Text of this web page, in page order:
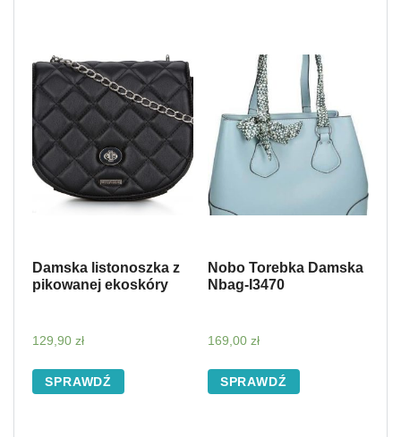
Damska listonoszka z
pikowanej ekoskóry
129,90 zł
SPRAWDŹ
Nobo Torebka Damska
Nbag-I3470
169,00 zł
SPRAWDŹ